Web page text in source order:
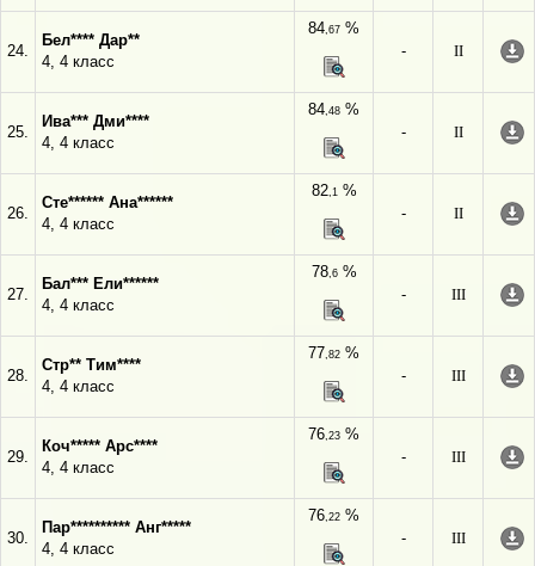
24.
Бел**** Дар**
4, 4 класс
84,67 %
-
II
25.
Ива*** Дми****
4, 4 класс
84,48 %
-
II
26.
Сте****** Ана******
4, 4 класс
82,1%
-
II
27.
Бал*** Ели******
4, 4 класс
78,6%
-
III
28.
Стр** Тим****
4, 4 класс
77,82 %
-
III
29.
Коч***** Арс****
4, 4 класс
76,23 %
-
III
30.
Пар********** Анг*****
4, 4 класс
76,22 %
-
III